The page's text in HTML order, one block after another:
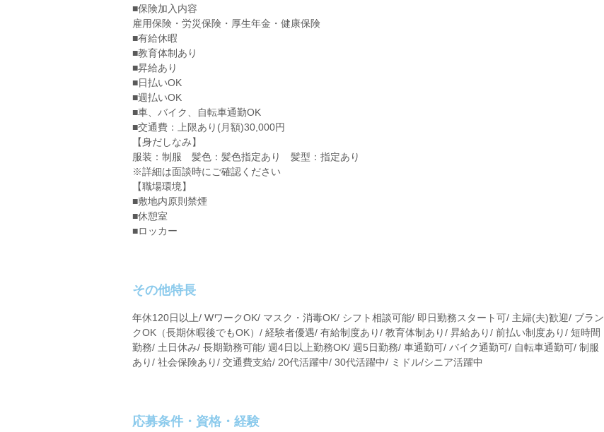
■保険加入内容
雇用保険・労災保険・厚生年金・健康保険
■有給休暇
■教育体制あり
■昇給あり
■日払いOK
■週払いOK
■車、バイク、自転車通勤OK
■交通費：上限あり(月額)30,000円
【身だしなみ】
服装：制服 髪色：髪色指定あり 髪型：指定あり
※詳細は面談時にご確認ください
【職場環境】
■敷地内原則禁煙
■休憩室
■ロッカー
その他特長
年休120日以上/ WワークOK/ マスク・消毒OK/ シフト相談可能/ 即日勤務スタート可/ 主婦(夫)歓迎/ ブラン
クOK（長期休暇後でもOK）/ 経験者優遇/ 有給制度あり/ 教育体制あり/ 昇給あり/ 前払い制度あり/ 短時間
勤務/ 土日休み/ 長期勤務可能/ 週4日以上勤務OK/ 週5日勤務/ 車通勤可/ バイク通勤可/ 自転車通勤可/ 制服
あり/ 社会保険あり/ 交通費支給/ 20代活躍中/ 30代活躍中/ ミドル/シニア活躍中
応募条件・資格・経験